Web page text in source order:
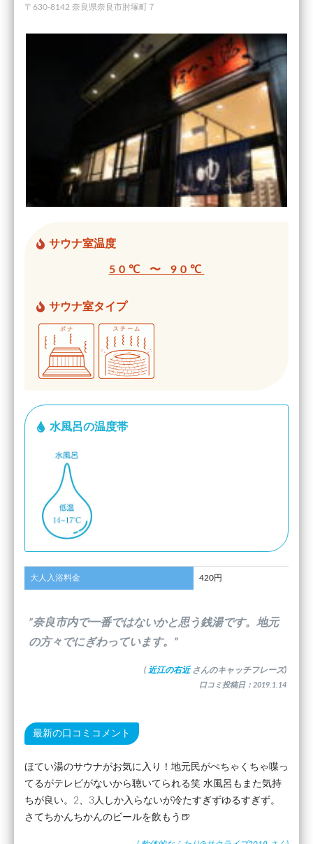
〒630-8142 奈良県奈良市肘塚町７
サウナ室温度
50℃ 〜 90℃
サウナ室タイプ
水風呂の温度帯
大人入浴料金 420円
”奈良市内で一番ではないかと思う銭湯です。地元
の方々でにぎわっています。”
( 近江の右近 さんのキャッチフレーズ)
口コミ投稿日：2019.1.14
最新の口コミコメント
ほてい湯のサウナがお気に入り！地元民がぺちゃくちゃ喋っ
てるがテレビがないから聴いてられる笑 水風呂もまた気持
ちが良い。2、3人しか入らないが冷たすぎずゆるすぎず。
さてちかんちかんのビールを飲もう🍺